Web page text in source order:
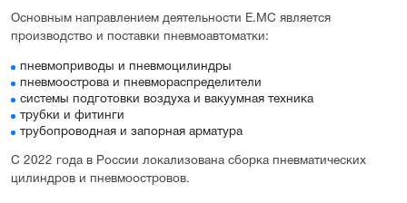
Основным направлением деятельности E.MC является
производство и поставки пневмоавтоматки:
пневмоприводы и пневмоцилиндры
пневмоострова и пневмораспределители
системы подготовки воздуха и вакуумная техника
трубки и фитинги
трубопроводная и запорная арматура
С 2022 года в России локализована сборка пневматических
цилиндров и пневмоостровов.